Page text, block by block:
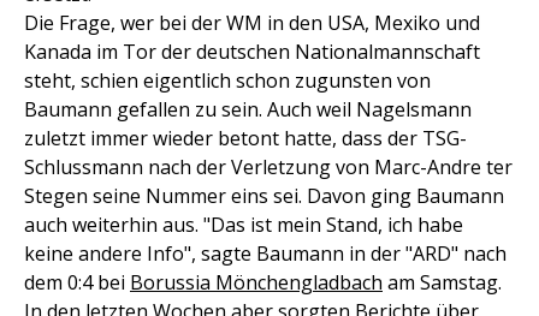
Die Frage, wer bei der WM in den USA, Mexiko und
Kanada im Tor der deutschen Nationalmannschaft
steht, schien eigentlich schon zugunsten von
Baumann gefallen zu sein. Auch weil Nagelsmann
zuletzt immer wieder betont hatte, dass der TSG-
Schlussmann nach der Verletzung von Marc-Andre ter
Stegen seine Nummer eins sei. Davon ging Baumann
auch weiterhin aus. "Das ist mein Stand, ich habe
keine andere Info", sagte Baumann in der "ARD" nach
dem 0:4 bei Borussia Mönchengladbach am Samstag.